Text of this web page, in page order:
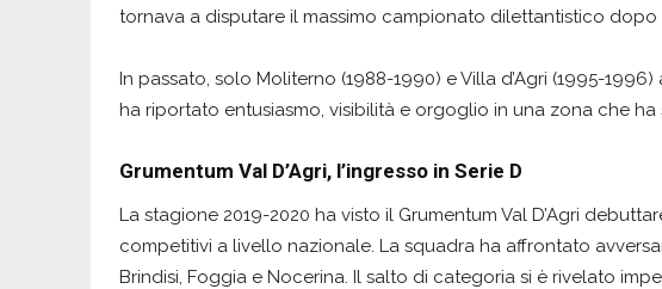
tornava a disputare il massimo campionato dilettantistico dopo
In passato, solo Moliterno (1988-1990) e Villa d’Agri (1995-
ha riportato entusiasmo, visibilità e orgoglio in una zona che
Grumentum Val D’Agri, l’ingresso in Serie D
La stagione 2019-2020 ha visto il Grumentum Val D’Agri
competitivi a livello nazionale. La squadra ha affrontato
Brindisi, Foggia e Nocerina. Il salto di categoria si è rivelato